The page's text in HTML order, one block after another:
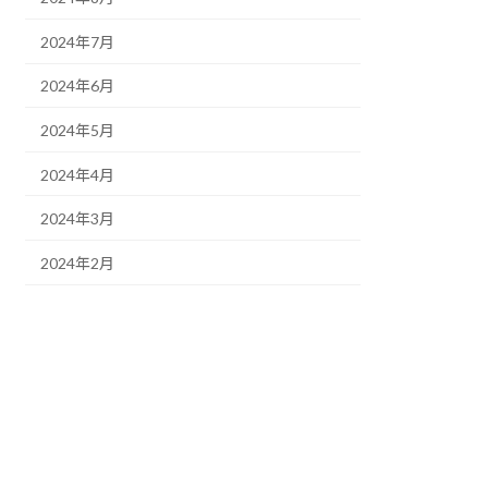
2024年7月
2024年6月
2024年5月
2024年4月
2024年3月
2024年2月